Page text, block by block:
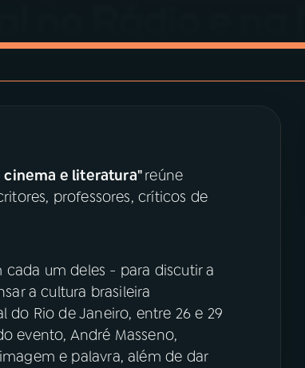
cinema e literatura"reúne
professores, críticos de
um deles - para discutir a
a cultura brasileira
do Rio de Janeiro, entre 26 e 29
evento, André Masseno,
e palavra, além de dar